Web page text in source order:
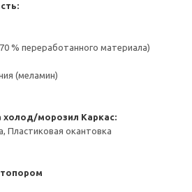
% переработанного материала)
(меламин)
холод/морозил Каркас:
Пластиковая окантовка